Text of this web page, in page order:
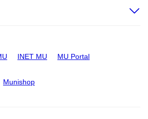
INET MU MU Portal
Munishop